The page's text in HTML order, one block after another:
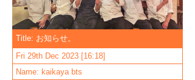
Title: お知らせ。
Fri 29th Dec 2023 [16:18]
Name: kaikaya bts